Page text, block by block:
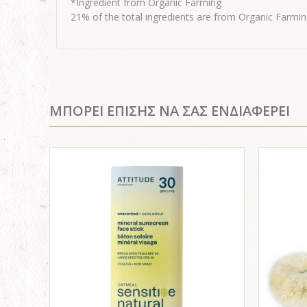
21% of the total ingredients are from Organic
ΜΠΟΡΕΙ ΕΠΙΣΗΣ ΝΑ ΣΑΣ ΕΝΔΙΑΦΕΡΕΙ